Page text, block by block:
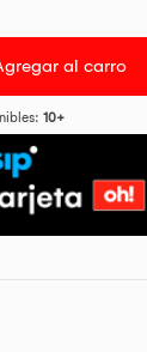
al carro
10+